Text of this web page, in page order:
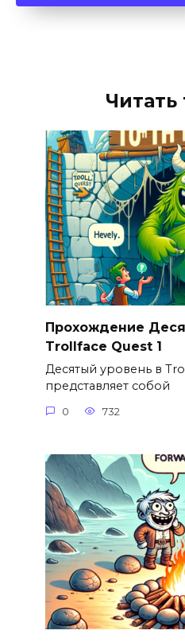
Читать
Прохождение
Trollface Quest 1
Десятый уровень в
представляет собой
0 732